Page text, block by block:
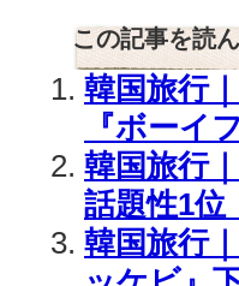
この記事を読
韓国旅行
『ボーイ
韓国旅行
話題性1位
韓国旅行